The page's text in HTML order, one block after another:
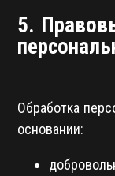
5.
Обработка
основании: